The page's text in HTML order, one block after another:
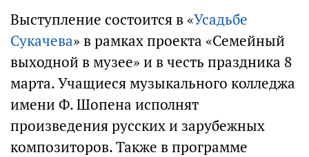
Выступление состоится в «Усадьбе
Сукачева» в рамках проекта «Семейный
выходной в музее» и в честь праздника 8
марта. Учащиеся музыкального колледжа
имени Ф. Шопена исполнят
произведения русских и зарубежных
композиторов. Также в программе